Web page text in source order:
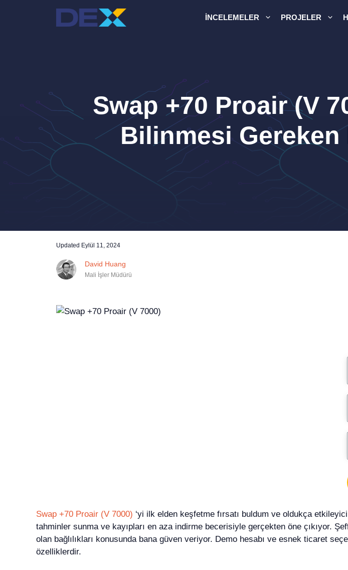
İNCELEMELER PROJELER
Swap +70 Proair (V
Bilinmesi
Updated Eylül 11, 2024
David Huang
Mali İşler Müdürü
Swap +70 Proair (V 7000) ‘yi ilk elden keşfetme fırsatı buldum ve oldukça
tahminler sunma ve kayıpları en aza indirme becerisiyle gerçekten öne çıkıyor.
olan bağlılıkları konusunda bana güven veriyor. Demo hesabı ve esnek ticaret
özelliklerdir.